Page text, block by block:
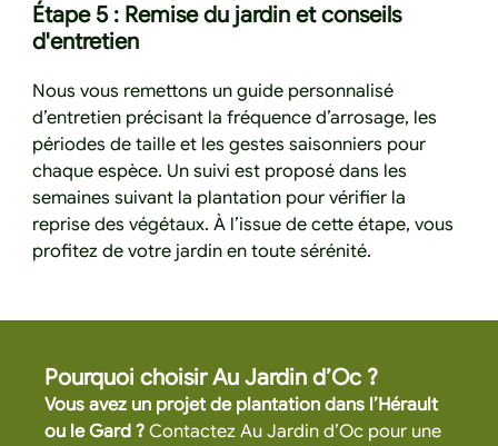
Étape 5 : Remise du jardin et conseils
d'entretien
Nous vous remettons un guide personnalisé
d’entretien précisant la fréquence d’arrosage, les
périodes de taille et les gestes saisonniers pour
chaque espèce. Un suivi est proposé dans les
semaines suivant la plantation pour vérifier la
reprise des végétaux. À l’issue de cette étape, vous
profitez de votre jardin en toute sérénité.
Pourquoi choisir Au Jardin d’Oc ?
Vous avez un projet de plantation dans l’Hérault
ou le Gard ? Contactez Au Jardin d’Oc pour une